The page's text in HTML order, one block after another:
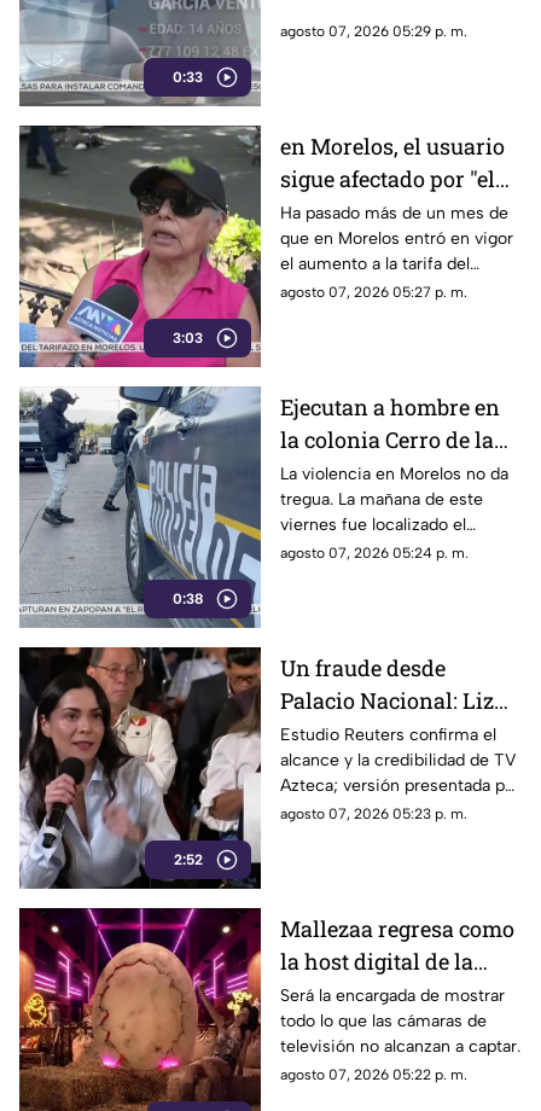
0:33
agosto 07, 2026 05:29 p. m.
3:03
en Morelos, el usuario
sigue afectado por "el
tarifazo"
Ha pasado más de un mes de
que en Morelos entró en vigor
el aumento a la tarifa del
transporte público. Un mes,
al interior de las unidades.
agosto 07, 2026 05:27 p. m.
0:38
Ejecutan a hombre en
la colonia Cerro de la
Corona
La violencia en Morelos no da
tregua. La mañana de este
viernes fue localizado el
cuerpo de un hombre con
agosto 07, 2026 05:24 p. m.
2:52
Un fraude desde
Palacio Nacional: Liz
Vilchis intentó
desvirtuar estudio de
Reuters sobre la
credibilidad de TV
Estudio Reuters confirma el
alcance y la credibilidad de TV
Azteca; versión presentada por
Liz Vilchis fue cuestionada al
agosto 07, 2026 05:23 p. m.
Mallezaa regresa como
la host digital de la
segunda temporada de
La Granja VIP
Será la encargada de mostrar
todo lo que las cámaras de
televisión no alcanzan a captar.
agosto 07, 2026 05:22 p. m.